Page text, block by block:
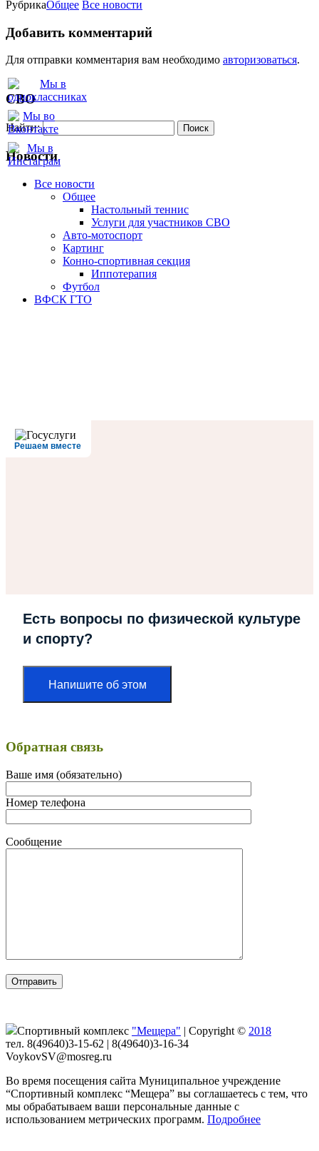
РубрикаOбщее Все новости
Добавить комментарий
Для отправки комментария вам необходимо авторизоваться.
СВО
Найти:
Новости
Все новости
Oбщее
Настольный теннис
Услуги для участников СВО
Авто-мотоспорт
Картинг
Конно-спортивная секция
Иппотерапия
Футбол
ВФСК ГТО
Решаем вместе
Есть вопросы по физической культуре
и спорту?
Напишите об этом
Обратная связь
Ваше имя (обязательно)
Номер телефона
Сообщение
Спортивный комплекс "Мещера" | Copyright © 2018
тел. 8(49640)3-15-62 | 8(49640)3-16-34
VoykovSV@mosreg.ru
Во время посещения сайта Муниципальное учреждение
“Спортивный комплекс “Мещера” вы соглашаетесь с тем, что
мы обрабатываем ваши персональные данные с
использованием метрических программ. Подробнее